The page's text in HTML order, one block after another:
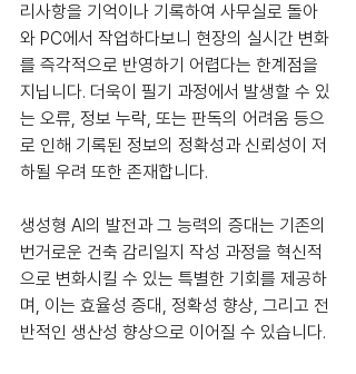
리사항을 기억이나 기록하여 사무실로 돌아
와 PC에서 작업하다보니 현장의 실시간 변화
를 즉각적으로 반영하기 어렵다는 한계점을
지닙니다. 더욱이 필기 과정에서 발생할 수 있
는 오류, 정보 누락, 또는 판독의 어려움 등으
로 인해 기록된 정보의 정확성과 신뢰성이 저
하될 우려 또한 존재합니다.
생성형 AI의 발전과 그 능력의 증대는 기존의
번거로운 건축 감리일지 작성 과정을 혁신적
으로 변화시킬 수 있는 특별한 기회를 제공하
며, 이는 효율성 증대, 정확성 향상, 그리고 전
반적인 생산성 향상으로 이어질 수 있습니다.